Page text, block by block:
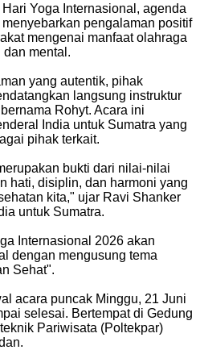
Yoga Internasional, agenda
pengalaman positif
mengenai manfaat olahraga
mental.
yang autentik, pihak
langsung instruktur
Rohyt. Acara ini
India untuk Sumatra yang
pihak terkait.
bukti dari nilai-nilai
hati, disiplin, dan harmoni yang
kita," ujar Ravi Shanker
untuk Sumatra.
Internasional 2026 akan
dengan mengusung tema
Sehat".
acara puncak Minggu, 21 Juni
selesai. Bertempat di Gedung
Pariwisata (Poltekpar)